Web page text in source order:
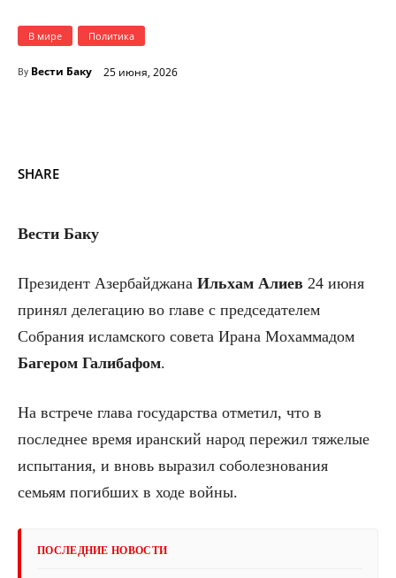
В мире Политика
By Вести Баку 25 июня, 2026
SHARE
Вести Баку
Президент Азербайджана Ильхам Алиев 24 июня
принял делегацию во главе с председателем
Собрания исламского совета Ирана Мохаммадом
Багером Галибафом.
На встрече глава государства отметил, что в
последнее время иранский народ пережил тяжелые
испытания, и вновь выразил соболезнования
семьям погибших в ходе войны.
ПОСЛЕДНИЕ НОВОСТИ